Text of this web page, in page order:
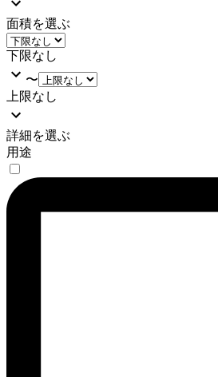
面積を選ぶ
下限なし
〜
上限なし
詳細を選ぶ
用途